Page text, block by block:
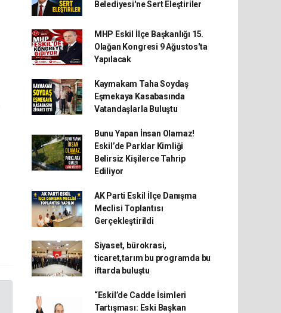
Belediyesi'ne Sert Eleştiriler
MHP Eskil İlçe Başkanlığı 15.
Olağan Kongresi 9 Ağustos'ta
Yapılacak
Kaymakam Taha Soydaş
Eşmekaya Kasabasında
Vatandaşlarla Buluştu
Bunu Yapan İnsan Olamaz!
Eskil’de Parklar Kimliği
Belirsiz Kişilerce Tahrip
Ediliyor
AK Parti Eskil İlçe Danışma
Meclisi Toplantısı
Gerçekleştirildi
Siyaset, bürokrasi,
ticaret,tarım bu programda bu
iftarda buluştu
“Eskil’de Cadde İsimleri
Tartışması: Eski Başkan